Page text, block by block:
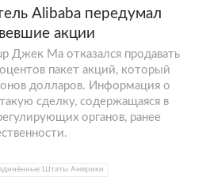
Alibaba передумал
акции
Джек Ма отказался продавать
пакет акций, который
долларов. Информация о
сделку, содержащаяся в
органов, ранее
Штаты Америки